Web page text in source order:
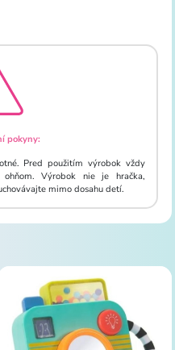
pokyny:
Pred použitím výrobok vždy
Výrobok nie je hračka,
mimo dosahu detí.